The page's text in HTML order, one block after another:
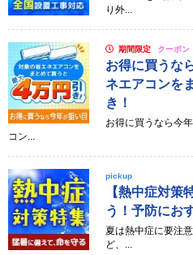
り外...
期間限定 クーポン
お得に買うな
ネエアコンを
き！
お得に買うなら今
コン...
pickup
【熱中症対策
う！予防にお
夏は熱中症に要注
ど、...